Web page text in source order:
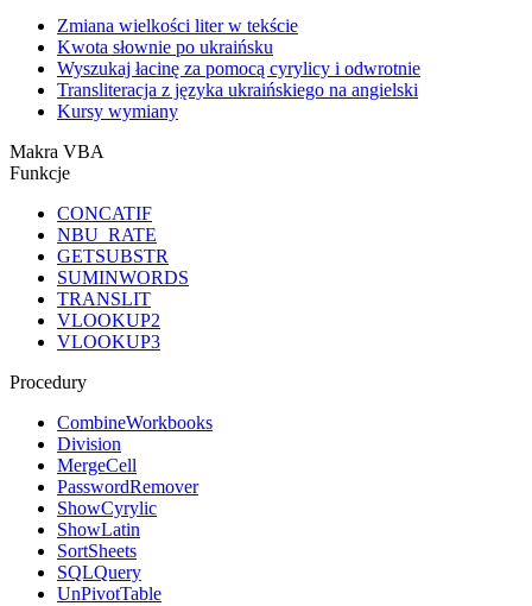
Zmiana wielkości liter w tekście
Kwota słownie po ukraińsku
Wyszukaj łacinę za pomocą cyrylicy i odwrotnie
Transliteracja z języka ukraińskiego na angielski
Kursy wymiany
Makra VBA
Funkcje
CONCATIF
NBU_RATE
GETSUBSTR
SUMINWORDS
TRANSLIT
VLOOKUP2
VLOOKUP3
Procedury
CombineWorkbooks
Division
MergeCell
PasswordRemover
ShowCyrylic
ShowLatin
SortSheets
SQLQuery
UnPivotTable